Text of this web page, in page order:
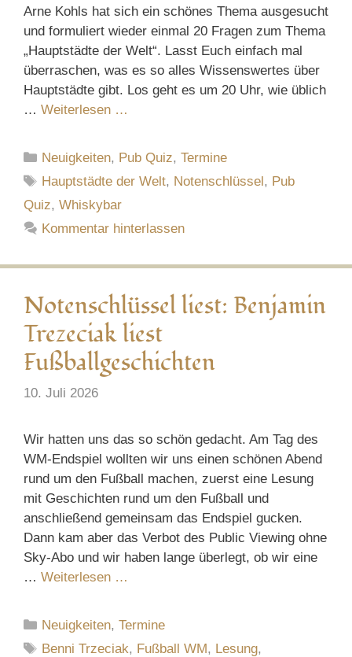
Arne Kohls hat sich ein schönes Thema ausgesucht
und formuliert wieder einmal 20 Fragen zum Thema
„Hauptstädte der Welt“. Lasst Euch einfach mal
überraschen, was es so alles Wissenswertes über
Hauptstädte gibt. Los geht es um 20 Uhr, wie üblich
… Weiterlesen …
Kategorien
Neuigkeiten, Pub Quiz,Termine
Schlagwörter
Hauptstädte der Welt, Notenschlüssel, Pub
Quiz, Whiskybar
Kommentar hinterlassen
Notenschlüssel liest: Benjamin
Trezeciak liest
Fußballgeschichten
10. Juli 2026
Wir hatten uns das so schön gedacht. Am Tag des
WM-Endspiel wollten wir uns einen schönen Abend
rund um den Fußball machen, zuerst eine Lesung
mit Geschichten rund um den Fußball und
anschließend gemeinsam das Endspiel gucken.
Dann kam aber das Verbot des Public Viewing ohne
Sky-Abo und wir haben lange überlegt, ob wir eine
… Weiterlesen …
Kategorien
Neuigkeiten,Termine
Schlagwörter
Benni Trzeciak, Fußball WM, Lesung,